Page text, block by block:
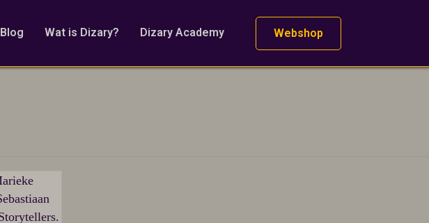
Blog Wat is Dizary? Dizary Academy Webshop